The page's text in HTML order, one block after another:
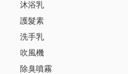
沐浴乳
護髮素
洗手乳
吹風機
除臭噴霧